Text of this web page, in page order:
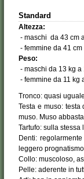
Standard
Altezza:
- maschi da 43 cm
- femmine da 41 cm
Peso:
- maschi da 13 kg a
- femmine da 11 kg
Tronco: quasi
Testa e muso:
muso. Muso
Tartufo: sulla
Denti:
leggero
Collo: muscoloso,
Pelle: aderente in